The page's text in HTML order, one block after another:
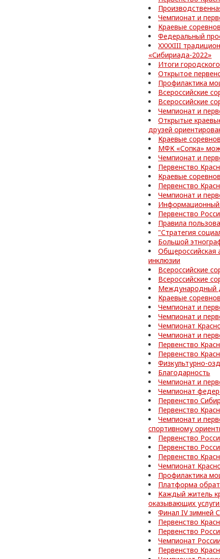
Чемпионат и
Краевые
Федеральный
XXXXIII
«Сибириада-2022»
Итоги
Открытое
Профилактика
Всероссийские
Всероссийские
Чемпионат и
Открытые
друзей
Краевые
МФК «Сопка»
Чемпионат и
Первенство
Краевые
Первенство
Чемпионат и
Информационный
Первенство
Правила
"Стратегия
Большой
Общероссийская
инклюзии
Всероссийские
Всероссийские
Международный
Краевые
Чемпионат и
Чемпионат и
Чемпионат
Чемпионат и
Первенство
Первенство
Физкультурно-
Благодарность
Чемпионат и
Чемпионат
Первенство
Первенство
Чемпионат и
спортивному
Первенство
Первенство
Первенство
Чемпионат
Профилактика
Платформа
Каждый житель
оказывающих
Финал IV зимней
Первенство
Первенство
Чемпионат
Первенство